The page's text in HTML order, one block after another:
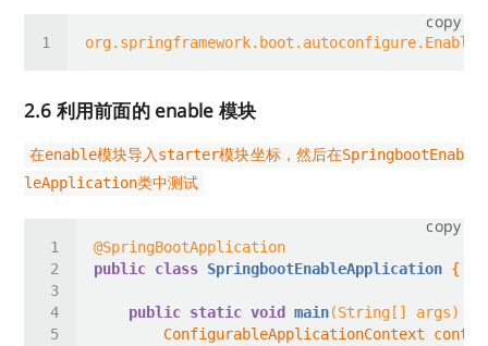
copy
2.6 利用前面的 enable 模块
在enable模块导入starter模块坐标，然后在SpringbootEnab
leApplication类中测试
copy
@SpringBootApplication
public class SpringbootEnableApplication
public static void main(String[] args)